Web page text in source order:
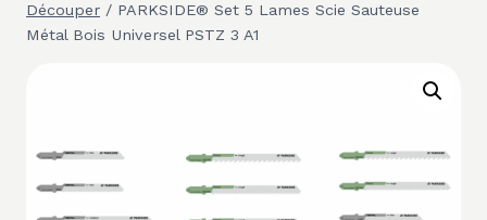
Découper / PARKSIDE® Set 5 Lames Scie Sauteuse
Métal Bois Universel PSTZ 3 A1